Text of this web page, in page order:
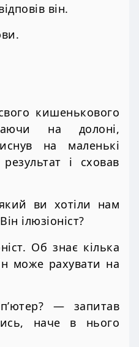
він.
кишенькового
на долоні,
на маленькі
і сховав
ви хотіли нам
ілюзіоніст?
Об знає кілька
може рахувати на
— запитав
наче в нього